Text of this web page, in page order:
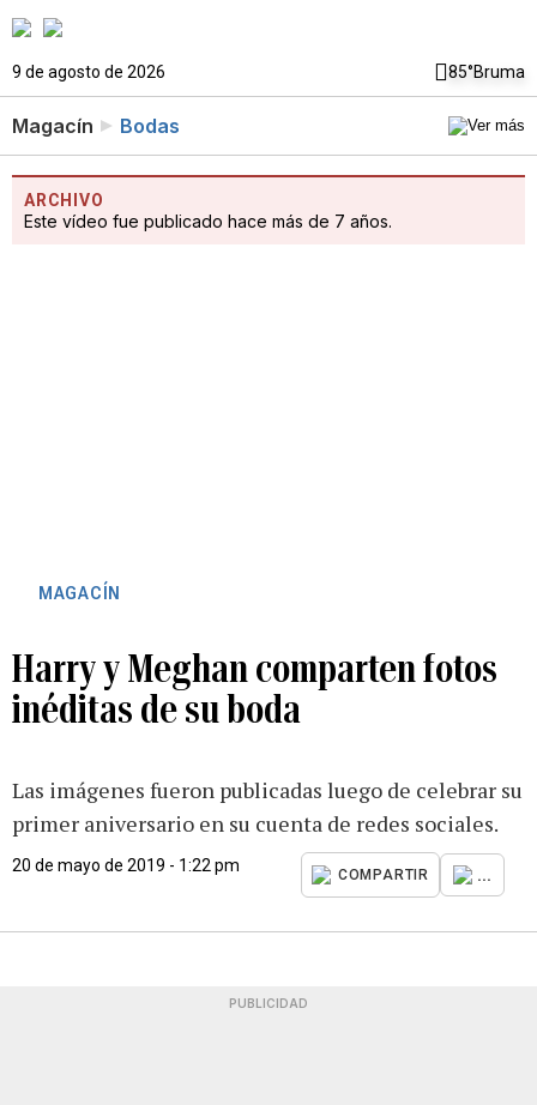
9 de agosto de 2026 85°Bruma
Magacín Bodas
ARCHIVO
Este vídeo fue publicado hace más de 7 años.
MAGACÍN
Harry y Meghan comparten fotos
inéditas de su boda
Las imágenes fueron publicadas luego de celebrar su
primer aniversario en su cuenta de redes sociales.
20 de mayo de 2019 - 1:22 pm
COMPARTIR ...
PUBLICIDAD